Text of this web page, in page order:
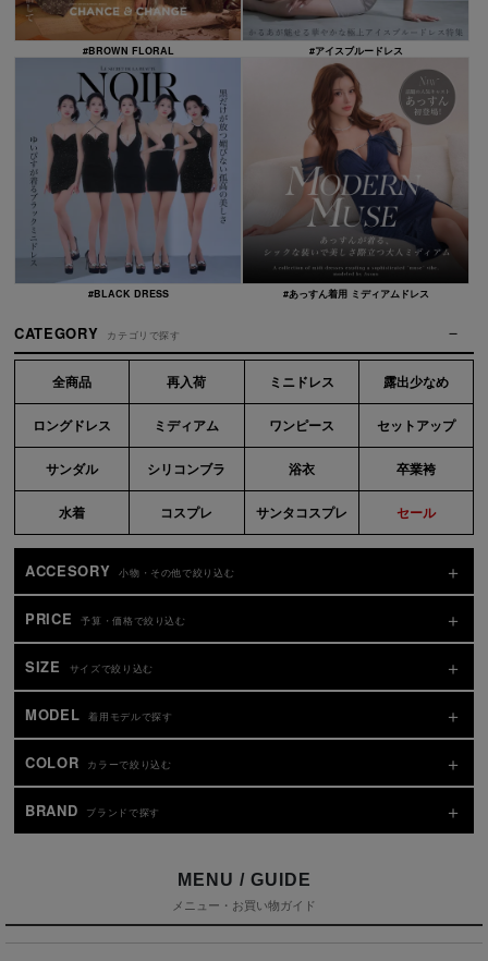
#BROWN FLORAL #アイスブルードレス
#BLACK DRESS #あっすん着用 ミディアムドレス
CATEGORY カテゴリで探す
全商品 再入荷 ミニドレス 露出少なめ
ロングドレス ミディアム ワンピース セットアップ
サンダル シリコンブラ 浴衣 卒業袴
水着 コスプレ サンタコスプレ セール
ACCESORY 小物・その他で絞り込む
PRICE 予算・価格で絞り込む
SIZE サイズで絞り込む
MODEL 着用モデルで探す
COLOR カラーで絞り込む
BRAND ブランドで探す
MENU / GUIDE
メニュー・お買い物ガイド